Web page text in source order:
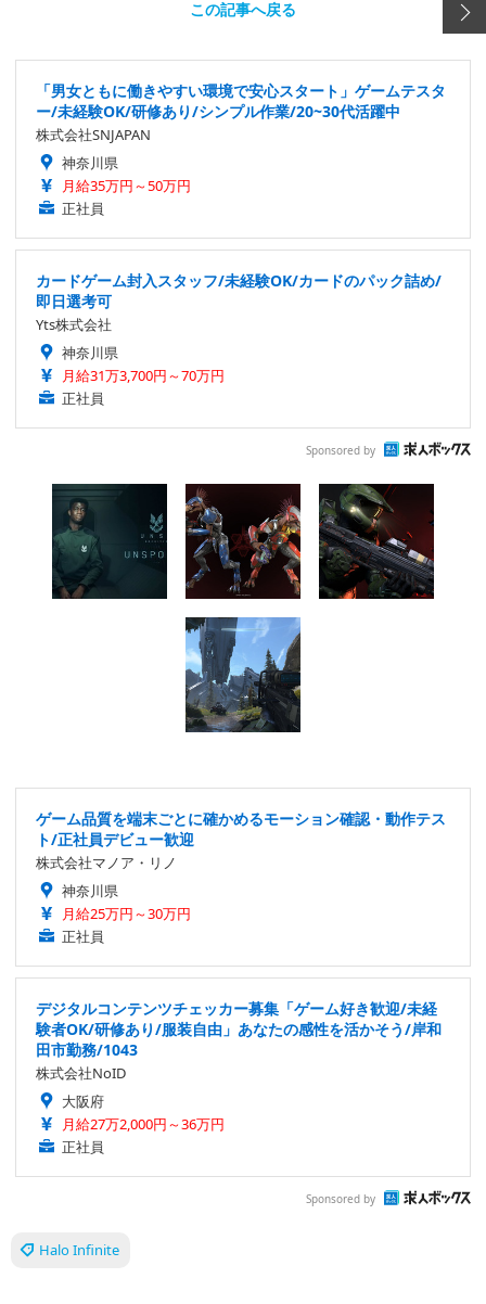
この記事へ戻る
「男女ともに働きやすい環境で安心スタート」ゲームテスタ
ー/未経験OK/研修あり/シンプル作業/20~30代活躍中
株式会社SNJAPAN
神奈川県
月給35万円～50万円
正社員
カードゲーム封入スタッフ/未経験OK/カードのパック詰め/
即日選考可
Yts株式会社
神奈川県
月給31万3,700円～70万円
正社員
Sponsored by
ゲーム品質を端末ごとに確かめるモーション確認・動作テス
ト/正社員デビュー歓迎
株式会社マノア・リノ
神奈川県
月給25万円～30万円
正社員
デジタルコンテンツチェッカー募集「ゲーム好き歓迎/未経
験者OK/研修あり/服装自由」あなたの感性を活かそう/岸和
田市勤務/1043
株式会社NoID
大阪府
月給27万2,000円～36万円
正社員
Sponsored by
Halo Infinite